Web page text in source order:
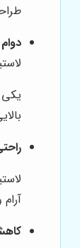
یکی